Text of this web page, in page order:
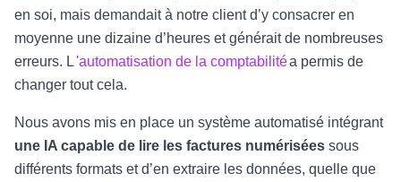
en soi, mais demandait à notre client d’y consacrer en
moyenne une dizaine d’heures et générait de nombreuses
erreurs. L'automatisation de la comptabilitéa permis de
changer tout cela.
Nous avons mis en place un système automatisé intégrant
une IA capable de lire les factures numérisées sous
différents formats et d’en extraire les données, quelle que